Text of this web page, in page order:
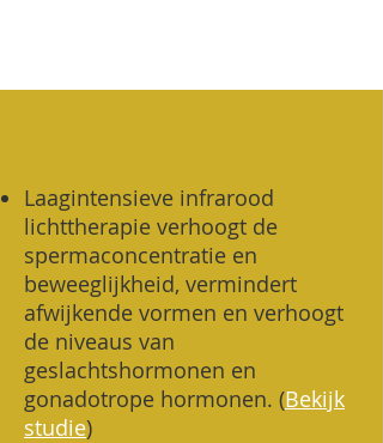
Laagintensieve infrarood
lichttherapie verhoogt de
spermaconcentratie en
beweeglijkheid, vermindert
afwijkende vormen en verhoogt
de niveaus van
geslachtshormonen en
gonadotrope hormonen. (Bekijk
studie)